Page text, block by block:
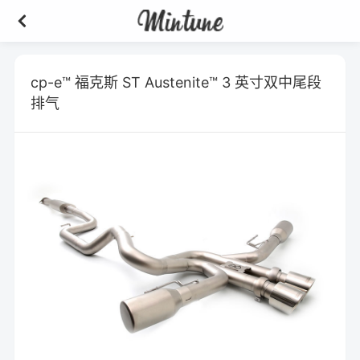
cp-e™ 福克斯 ST Austenite™ 3 英寸双中尾段
排气